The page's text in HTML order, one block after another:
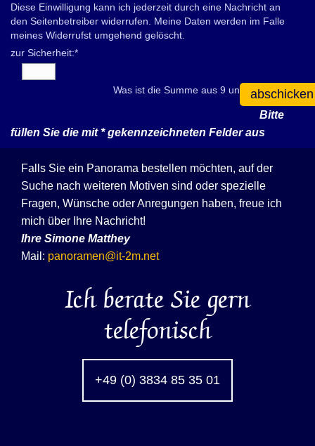
Diese Einwilligung kann ich jederzeit durch eine Nachricht an
den Seitenbetreiber widerrufen. Meine Daten werden im Falle
meines Widerrufst umgehend gelöscht.
zur Sicherheit:*
Was ist die Summe aus 9 und 8?abschicken
Bitte
füllen Sie die mit*gekennzeichneten Felder aus
Falls Sie ein Panorama bestellen möchten, auf der
Suche nach weiteren Motiven sind oder spezielle
Fragen, Wünsche oder Anregungen haben, freue ich
mich über Ihre Nachricht!
Ihre Simone Matthey
Mail: panoramen@it-2m.net
Ich berate Sie gern
telefonisch
+49 (0) 3834 85 35 01